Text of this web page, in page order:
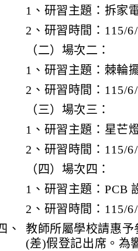
1、研習主題：拆家
2、研習時間：115/
（二）場次二：
1、研習主題：棘輪
2、研習時間：115/
（三）場次三：
1、研習主題：星芒
2、研習時間：115/
（四）場次四：
1、研習主題：PCB
2、研習時間：115/
、
教師所屬學校請惠
(差)假登記出席。為